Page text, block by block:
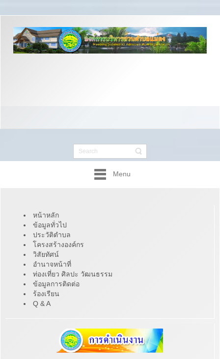
Menu
หน้าหลัก
ข้อมูลทั่วไป
ประวัติตำบล
โครงสร้างองค์กร
วิสัยทัศน์
อำนาจหน้าที่
ท่องเที่ยว ศิลปะ วัฒนธรรม
ข้อมูลการติดต่อ
ร้องเรียน
Q & A